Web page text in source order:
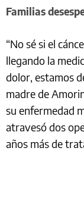
Familias
“No sé si el
llegando la
dolor, estamos
madre de
su enfermedad
atravesó dos
años más de